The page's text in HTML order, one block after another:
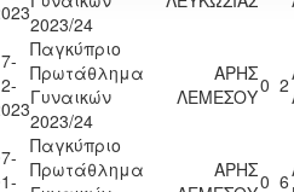
2023/24
Παγκύπριο
Πρωτάθλημα
Γυναικών
2023/24
ΑΡΗΣ
ΛΕΜΕΣΟΥ0 2
Παγκύπριο
Πρωτάθλημα
ΑΡΗΣ0 6